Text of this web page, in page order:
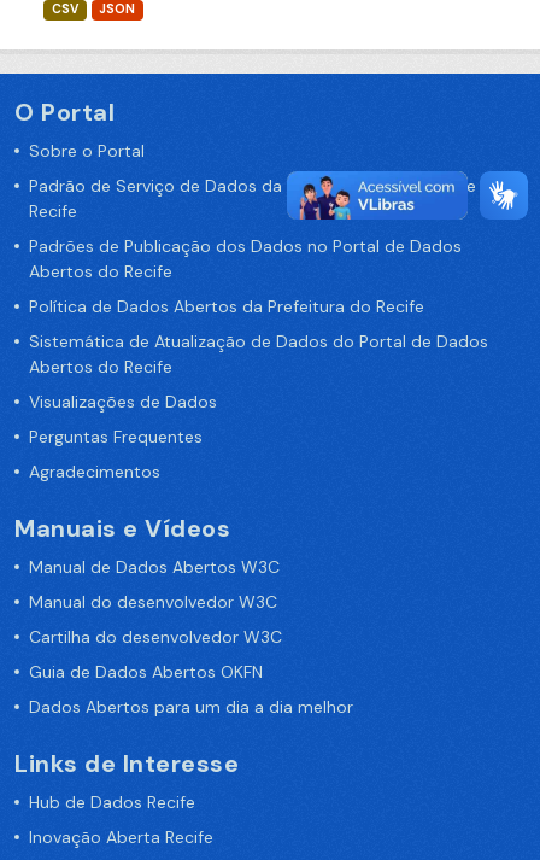
CSV JSON
O Portal
Sobre o Portal
Padrão de Serviço de Dados da Prefeitura da Cidade de
Recife
Padrões de Publicação dos Dados no Portal de Dados
Abertos do Recife
Política de Dados Abertos da Prefeitura do Recife
Sistemática de Atualização de Dados do Portal de Dados
Abertos do Recife
Visualizações de Dados
Perguntas Frequentes
Agradecimentos
Manuais e Vídeos
Manual de Dados Abertos W3C
Manual do desenvolvedor W3C
Cartilha do desenvolvedor W3C
Guia de Dados Abertos OKFN
Dados Abertos para um dia a dia melhor
Links de Interesse
Hub de Dados Recife
Inovação Aberta Recife